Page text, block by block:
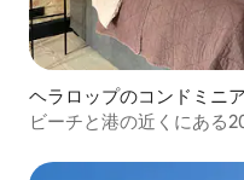
ヘラロップのコンドミニ
ビーチと港の近くにある